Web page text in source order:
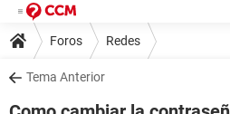
Foros Redes
Tema Anterior